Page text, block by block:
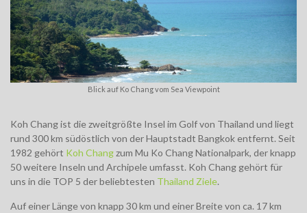
Blick auf Ko Chang vom Sea Viewpoint
Koh Chang ist die zweitgrößte Insel im Golf von Thailand und liegt
rund 300 km südöstlich von der Hauptstadt Bangkok entfernt. Seit
1982 gehört Koh Changzum Mu Ko Chang Nationalpark, der knapp
50 weitere Inseln und Archipele umfasst. Koh Chang gehört für
uns in die TOP 5 der beliebtesten Thailand Ziele.
Auf einer Länge von knapp 30 km und einer Breite von ca. 17 km